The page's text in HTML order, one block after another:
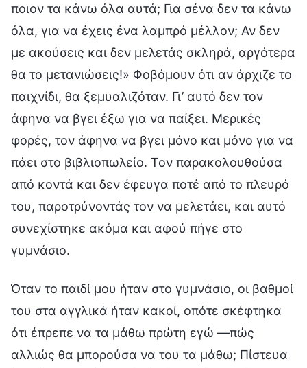
ποιον τα κάνω όλα αυτά; Για σένα δεν τα κάνω
όλα, για να έχεις ένα λαμπρό μέλλον; Αν δεν
με ακούσεις και δεν μελετάς σκληρά, αργότερα
θα το μετανιώσεις!» Φοβόμουν ότι αν άρχιζε το
παιχνίδι, θα ξεμυαλιζόταν. Γι’ αυτό δεν τον
άφηνα να βγει έξω για να παίξει. Μερικές
φορές, τον άφηνα να βγει μόνο και μόνο για να
πάει στο βιβλιοπωλείο. Τον παρακολουθούσα
από κοντά και δεν έφευγα ποτέ από το πλευρό
του, παροτρύνοντάς τον να μελετάει, και αυτό
συνεχίστηκε ακόμα και αφού πήγε στο
γυμνάσιο.
Όταν το παιδί μου ήταν στο γυμνάσιο, οι βαθμοί
του στα αγγλικά ήταν κακοί, οπότε σκέφτηκα
ότι έπρεπε να τα μάθω πρώτη εγώ —πώς
αλλιώς θα μπορούσα να του τα μάθω; Πίστευα